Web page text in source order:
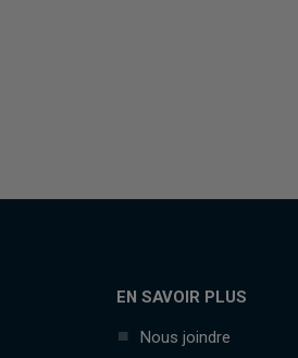
EN SAVOIR PLUS
Nous joindre